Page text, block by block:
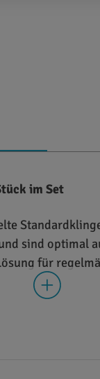
im Set
sind optimal
für
gerade